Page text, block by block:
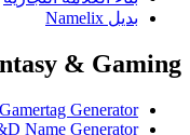
بديل Namelix
& Gaming
Gamertag Generator
Name Generator